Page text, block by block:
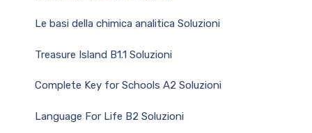
Le basi della chimica analitica Soluzioni
Treasure Island B1.1 Soluzioni
Complete Key for Schools A2 Soluzioni
Language For Life B2 Soluzioni